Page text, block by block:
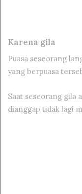
Karena gila
Puasa seseorang
yang berpuasa
Saat seseorang gila
dianggap tidak lagi